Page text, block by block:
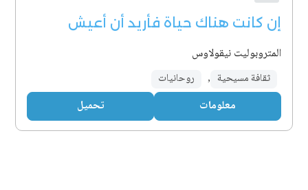
إن كانت هناك حياة فأريد أن أعيش
المتروبوليت نيقولاوس
ثقافة مسيحية , روحانيات
معلومات تحميل